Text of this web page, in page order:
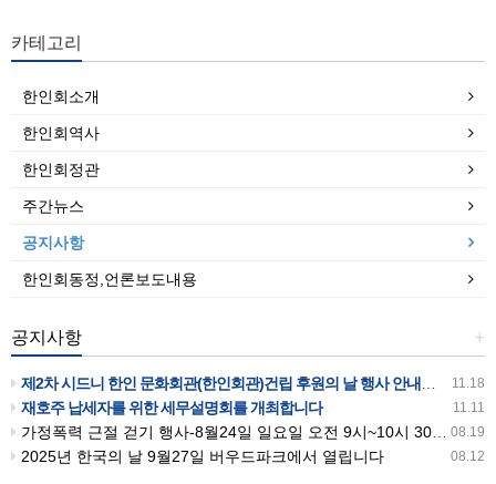
카테고리
한인회소개
한인회역사
한인회정관
주간뉴스
공지사항
한인회동정,언론보도내용
+
공지사항
11.18
제2차 시드니 한인 문화회관(한인회관)건립 후원의 날 행사 안내입니다
11.11
재호주 납세자를 위한 세무설명회를 개최합니다
08.19
가정폭력 근절 걷기 행사-8월24일 일요일 오전 9시~10시 30분까지 버우드파크에서 있습니다
08.12
2025년 한국의 날 9월27일 버우드파크에서 열립니다